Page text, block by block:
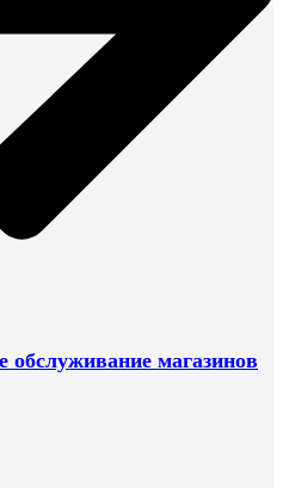
обслуживание магазинов